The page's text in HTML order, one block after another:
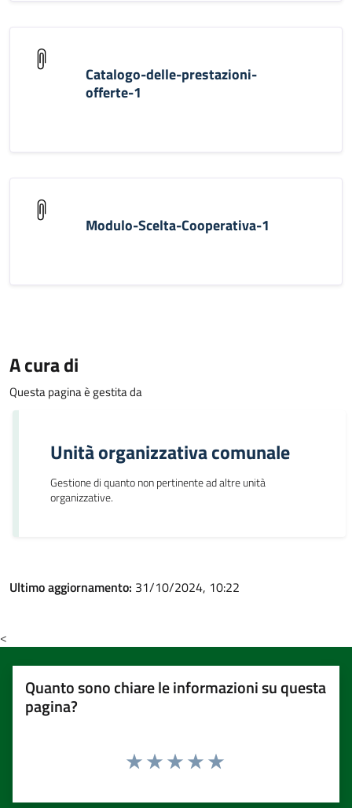
Catalogo-delle-prestazioni-
offerte-1
Modulo-Scelta-Cooperativa-1
A cura di
Questa pagina è gestita da
Unità organizzativa comunale
Gestione di quanto non pertinente ad altre unità
organizzative.
Ultimo aggiornamento: 31/10/2024, 10:22
<
Quanto sono chiare le informazioni su questa
pagina?